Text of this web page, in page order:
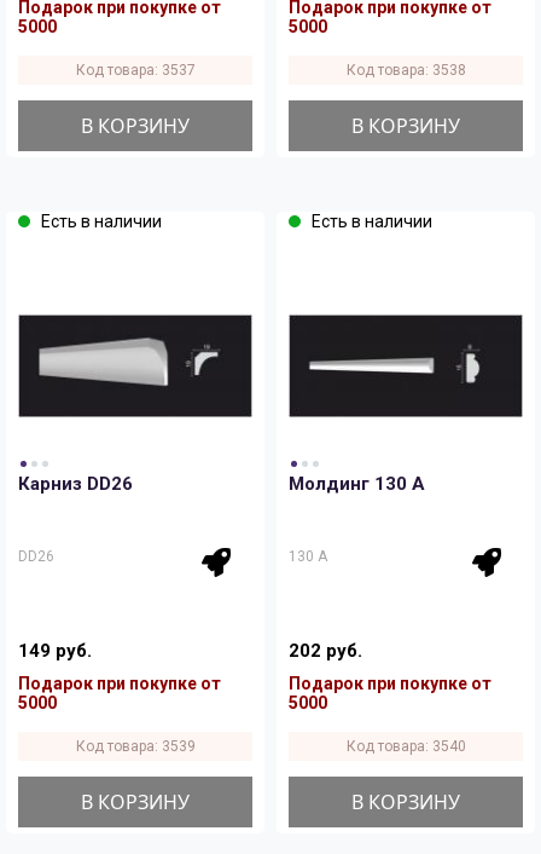
Подарок при покупке от
5000
Код товара: 3537
В КОРЗИНУ
Подарок при покупке от
5000
Код товара: 3538
В КОРЗИНУ
Есть в наличии
Карниз DD26
DD26
149 руб.
Подарок при покупке от
5000
Код товара: 3539
В КОРЗИНУ
Есть в наличии
Молдинг 130 A
130 A
202 руб.
Подарок при покупке от
5000
Код товара: 3540
В КОРЗИНУ